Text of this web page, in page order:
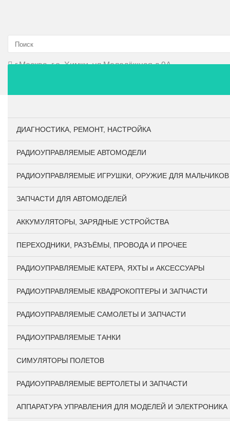
г.Москва, г.о. Химки, ул.Молодёжная д.9А
ДИАГНОСТИКА, РЕМОНТ, НАСТРОЙКА
РАДИОУПРАВЛЯЕМЫЕ АВТОМОДЕЛИ
РАДИОУПРАВЛЯЕМЫЕ ИГРУШКИ, ОРУЖИЕ ДЛЯ МАЛЬЧИКОВ
ЗАПЧАСТИ ДЛЯ АВТОМОДЕЛЕЙ
АККУМУЛЯТОРЫ, ЗАРЯДНЫЕ УСТРОЙСТВА
ПЕРЕХОДНИКИ, РАЗЪЁМЫ, ПРОВОДА И ПРОЧЕЕ
РАДИОУПРАВЛЯЕМЫЕ КАТЕРА, ЯХТЫ и АКСЕССУАРЫ
РАДИОУПРАВЛЯЕМЫЕ КВАДРОКОПТЕРЫ И ЗАПЧАСТИ
РАДИОУПРАВЛЯЕМЫЕ САМОЛЕТЫ И ЗАПЧАСТИ
РАДИОУПРАВЛЯЕМЫЕ ТАНКИ
СИМУЛЯТОРЫ ПОЛЕТОВ
РАДИОУПРАВЛЯЕМЫЕ ВЕРТОЛЕТЫ И ЗАПЧАСТИ
АППАРАТУРА УПРАВЛЕНИЯ ДЛЯ МОДЕЛЕЙ И ЭЛЕКТРОНИКА